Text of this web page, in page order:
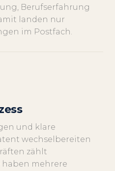
Berufserfahrung
landen nur
im Postfach.
und klare
wechselbereiten
zählt
mehrere